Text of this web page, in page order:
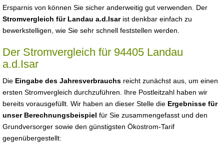
Ersparnis von können Sie sicher anderweitig gut verwenden. Der
Stromvergleich für Landau a.d.Isarist denkbar einfach zu
bewerkstelligen, wie Sie sehr schnell feststellen werden.
Der Stromvergleich für 94405 Landau
a.d.Isar
Die Eingabe des Jahresverbrauchs reicht zunächst aus, um einen
ersten Stromvergleich durchzuführen. Ihre Postleitzahl haben wir
bereits vorausgefüllt. Wir haben an dieser Stelle die Ergebnisse für
unser Berechnungsbeispiel für Sie zusammengefasst und den
Grundversorger sowie den günstigsten Ökostrom-Tarif
gegenübergestellt: